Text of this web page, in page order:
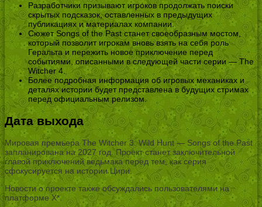
Разработчики призывают игроков продолжать поиски
скрытых подсказок, оставленных в предыдущих
публикациях и материалах компании.
Сюжет Songs of the Past станет своеобразным мостом,
который позволит игрокам вновь взять на себя роль
Геральта и пережить новое приключение перед
событиями, описанными в следующей части серии — The
Witcher 4.
Более подробная информация об игровых механиках и
деталях истории будет представлена в будущих стримах
перед официальным релизом.
Дата выхода
Мировая премьера The Witcher 3: Wild Hunt — Songs of the Past
запланирована на 2027 год. Проект станет заключительной
главой приключений ведьмака перед тем, как серия
сфокусируется на истории Цири.
Новости о проекте также обсуждались пользователями на
платформе X*.